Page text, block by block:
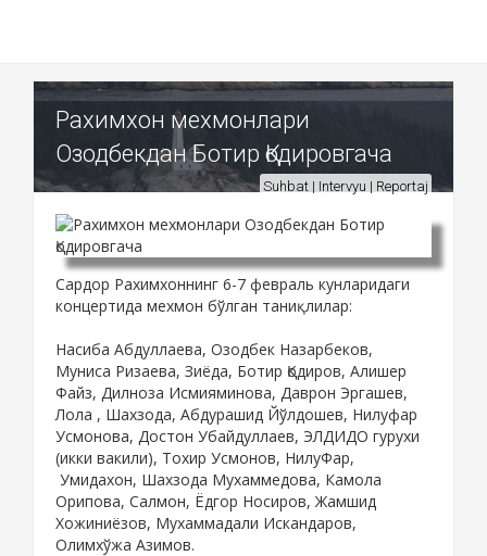
Рахимхон мехмонлари
Озодбекдан Ботир Қодировгача
Suhbat | Intervyu | Reportaj
Сардор Рахимхоннинг 6-7 февраль кунларидаги
концертида мехмон бўлган таниқлилар:
Насиба Абдуллаева, Озодбек Назарбеков,
Муниса Ризаева, Зиёда, Ботир Қодиров, Алишер
Файз, Дилноза Исмияминова, Даврон Эргашев,
Лола , Шахзода, Абдурашид Йўлдошев, Нилуфар
Усмонова, Достон Убайдуллаев, ЭЛДИДО гурухи
(икки вакили), Тохир Усмонов, НилуФар,
Умидахон, Шахзода Мухаммедова, Камола
Орипова, Салмон, Ёдгор Носиров, Жамшид
Хожиниёзов, Мухаммадали Искандаров,
Олимхўжа Азимов.